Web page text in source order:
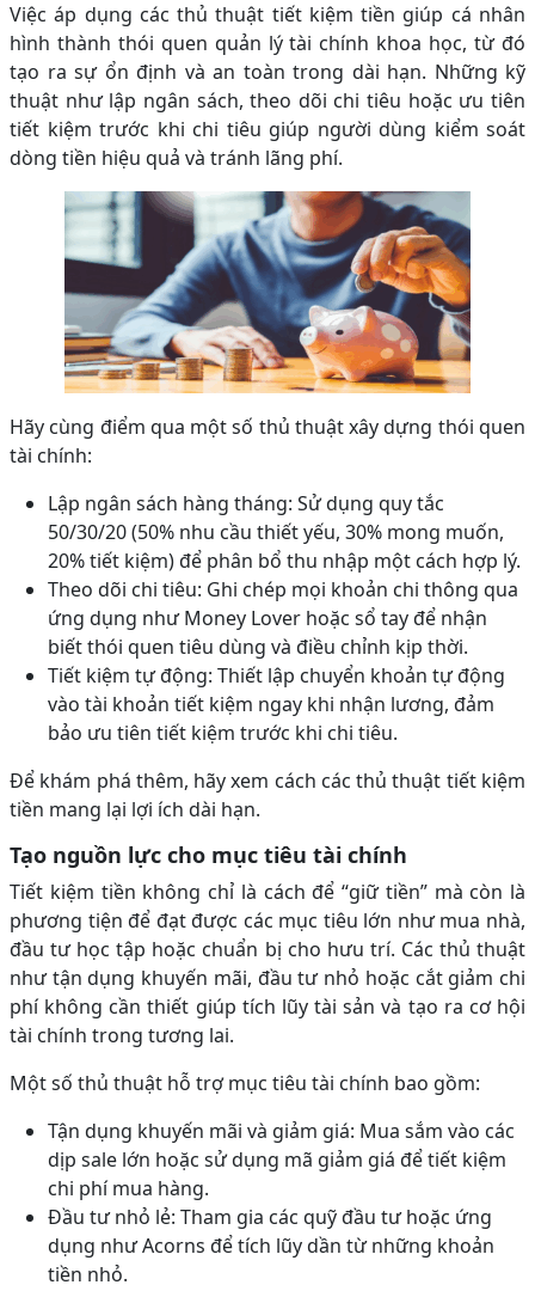
Việc áp dụng các thủ thuật tiết kiệm tiền giúp cá nhân
hình thành thói quen quản lý tài chính khoa học, từ đó
tạo ra sự ổn định và an toàn trong dài hạn. Những kỹ
thuật như lập ngân sách, theo dõi chi tiêu hoặc ưu tiên
tiết kiệm trước khi chi tiêu giúp người dùng kiểm soát
dòng tiền hiệu quả và tránh lãng phí.
Hãy cùng điểm qua một số thủ thuật xây dựng thói quen
tài chính:
Lập ngân sách hàng tháng: Sử dụng quy tắc
50/30/20 (50% nhu cầu thiết yếu, 30% mong muốn,
20% tiết kiệm) để phân bổ thu nhập một cách hợp lý.
Theo dõi chi tiêu: Ghi chép mọi khoản chi thông qua
ứng dụng như Money Lover hoặc sổ tay để nhận
biết thói quen tiêu dùng và điều chỉnh kịp thời.
Tiết kiệm tự động: Thiết lập chuyển khoản tự động
vào tài khoản tiết kiệm ngay khi nhận lương, đảm
bảo ưu tiên tiết kiệm trước khi chi tiêu.
Để khám phá thêm, hãy xem cách các thủ thuật tiết kiệm
tiền mang lại lợi ích dài hạn.
Tạo nguồn lực cho mục tiêu tài chính
Tiết kiệm tiền không chỉ là cách để “giữ tiền” mà còn là
phương tiện để đạt được các mục tiêu lớn như mua nhà,
đầu tư học tập hoặc chuẩn bị cho hưu trí. Các thủ thuật
như tận dụng khuyến mãi, đầu tư nhỏ hoặc cắt giảm chi
phí không cần thiết giúp tích lũy tài sản và tạo ra cơ hội
tài chính trong tương lai.
Một số thủ thuật hỗ trợ mục tiêu tài chính bao gồm:
Tận dụng khuyến mãi và giảm giá: Mua sắm vào các
dịp sale lớn hoặc sử dụng mã giảm giá để tiết kiệm
chi phí mua hàng.
Đầu tư nhỏ lẻ: Tham gia các quỹ đầu tư hoặc ứng
dụng như Acorns để tích lũy dần từ những khoản
tiền nhỏ.